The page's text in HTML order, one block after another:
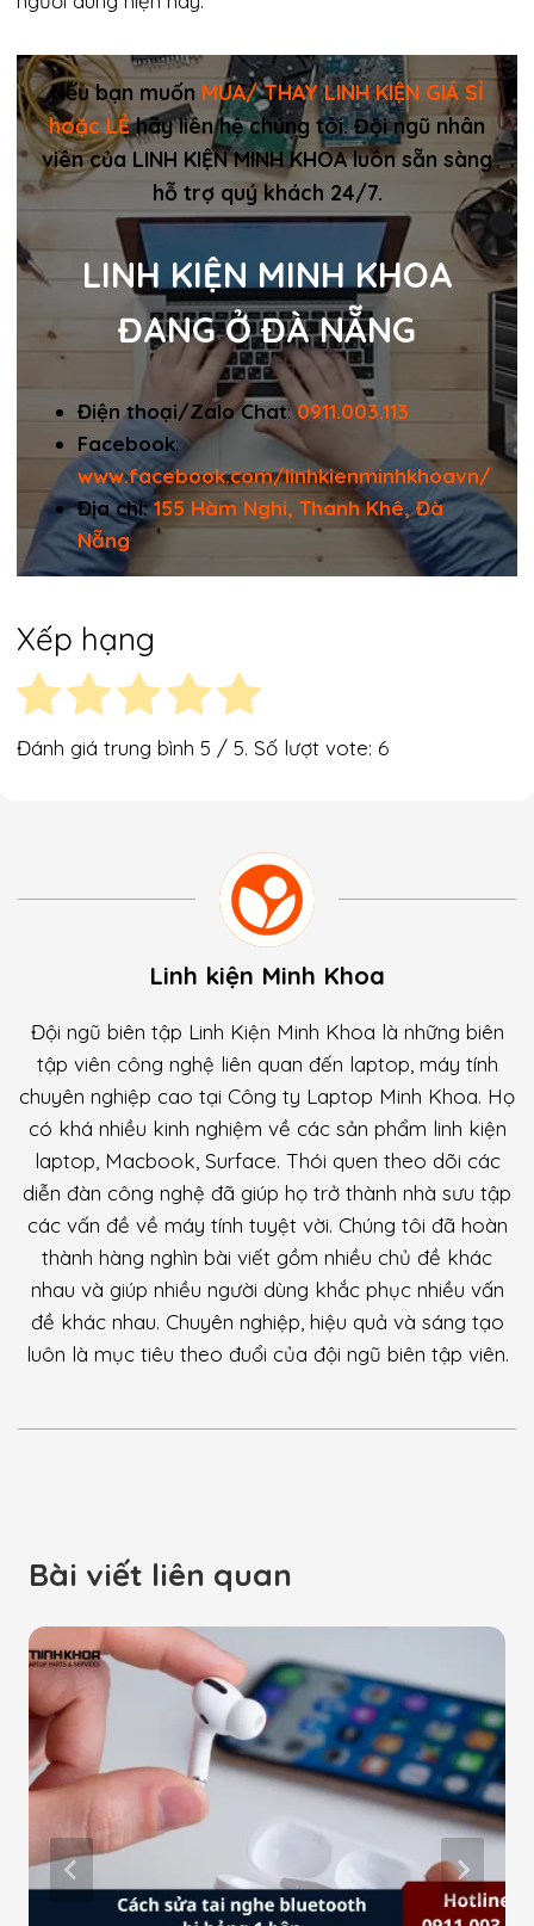
Nếu bạn muốn MUA/ THAY LINH KIỆN GIÁ SỈ
hoặc LẺhãy liên hệ chúng tôi. Đội ngũ nhân
viên của LINH KIỆN MINH KHOA luôn sẵn sàng
hỗ trợ quý khách 24/7.
LINH KIỆN MINH KHOA
ĐANG Ở ĐÀ NẴNG
Điện thoại/Zalo Chat:0911.003.113
Facebook:
www.facebook.com/linhkienminhkhoavn/
Địa chỉ:155 Hàm Nghi, Thanh Khê, Đà
Nẵng
Xếp hạng
Đánh giá trung bình 5 / 5. Số lượt vote: 6
Linh kiện Minh Khoa
Đội ngũ biên tập Linh Kiện Minh Khoa là những biên
tập viên công nghệ liên quan đến laptop, máy tính
chuyên nghiệp cao tại Công ty Laptop Minh Khoa. Họ
có khá nhiều kinh nghiệm về các sản phẩm linh kiện
laptop, Macbook, Surface. Thói quen theo dõi các
diễn đàn công nghệ đã giúp họ trở thành nhà sưu tập
các vấn đề về máy tính tuyệt vời. Chúng tôi đã hoàn
thành hàng nghìn bài viết gồm nhiều chủ đề khác
nhau và giúp nhiều người dùng khắc phục nhiều vấn
đề khác nhau. Chuyên nghiệp, hiệu quả và sáng tạo
luôn là mục tiêu theo đuổi của đội ngũ biên tập viên.
Bài viết liên quan